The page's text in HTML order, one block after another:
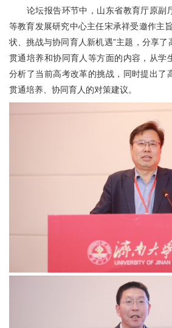
论坛报告环节中，山东省教育厅原副
等教育发展研究中心主任宋承祥受邀作主
状、挑战与协同育人新机遇”主题，分享了
贯通培养和协同育人等方面的内容，从学
分析了当前高考改革的挑战，同时提出了
贯通培养、协同育人的对策建议。